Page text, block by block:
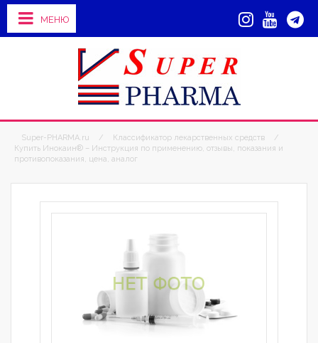
МЕНЮ
Super-PHARMA.ru / Классификатор лекарственных средств
/
Купить Инокаин® – Инструкция по применению, отзывы, показания и
противопоказания, цена, аналог